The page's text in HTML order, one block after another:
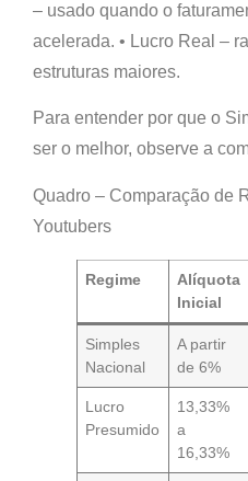
– usado quando o
acelerada. • Lucro Real –
estruturas maiores.
Para entender por que o
ser o melhor, observe a
Quadro – Comparação de
Youtubers
Regime
Alíquota
Inicial
Simples
Nacional
A partir
de 6%
Lucro
Presumido
13,33%
a
16,33%